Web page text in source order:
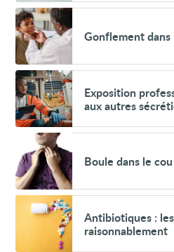
qui
ont
un
système
immunitaire
affaibli
Voir
Gonflement
dans
le
cou
chez
l'enfant
Gonflement
Voir
Exposition
professionnelle
au
sang
autres
sécrétions
corporelles
Exposition
aux autres
Boule
dans
le
cou
Boule dans le cou
Voir
Antibiotiques :
raisonnablement
Antibiotiques :
raisonnablement